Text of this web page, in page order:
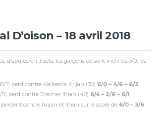
– 18 avril 2018
disputés en 3 sets, les garçons ce sont inclinés 3/0, les
1) perd contre Kaliterna Arijan (30) 6/0 – 4/6 – 6/2
5) perd contre Drecher Ilhan (40) 6/4 – 2/6 – 6/1
contre Arijan et Ilhan sur le score de 6/0 – 3/6